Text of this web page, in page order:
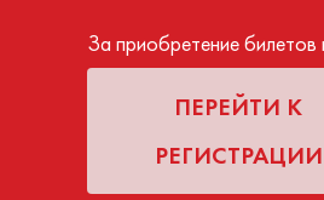
За приобретение
ПЕРЕЙТИ К
РЕГИСТРАЦИИ